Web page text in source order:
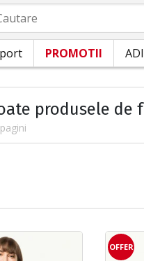
PROMOTII
produsele de
OFFER